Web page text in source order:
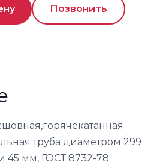
Позвонить
труба диаметром 299
45 мм, ГОСТ 8732-78.